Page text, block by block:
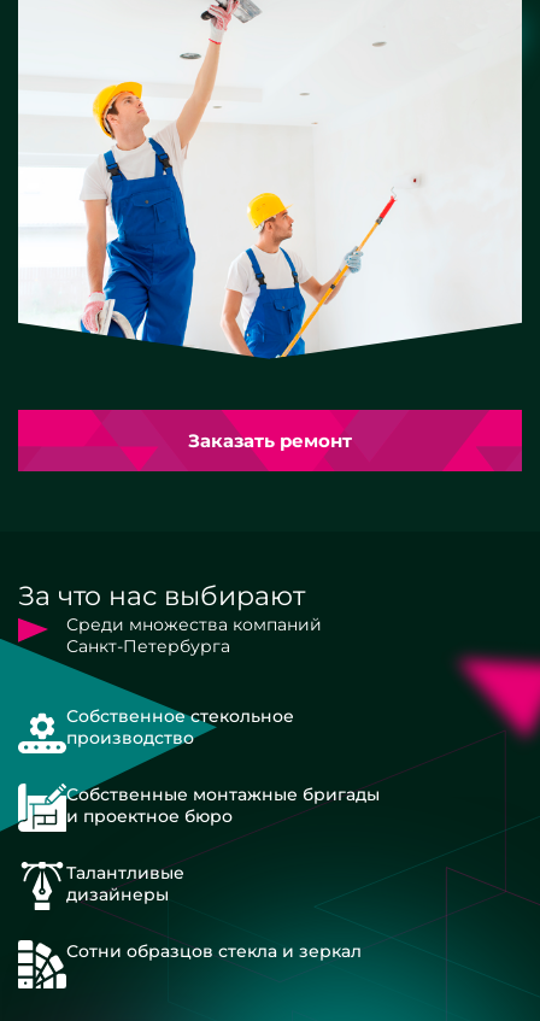
Заказать ремонт
За что нас выбирают
Среди множества компаний
Санкт-Петербурга
Собственное стекольное
производство
Собственные монтажные бригады
и проектное бюро
Талантливые
дизайнеры
Сотни образцов стекла и зеркал